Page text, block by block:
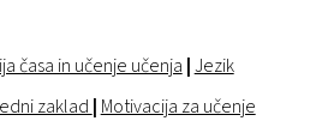
časa in učenje učenja |Jezik
zaklad | Motivacija za učenje